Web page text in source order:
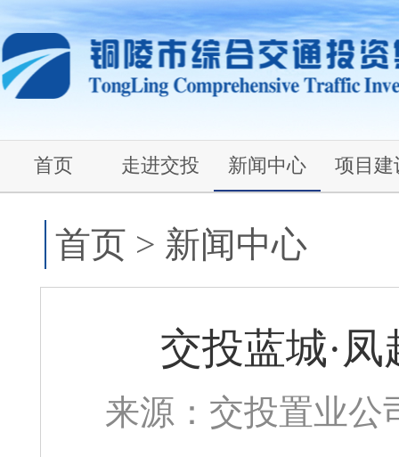
首页 走进交投 新闻中心 项目建
首页 > 新闻中心
交投蓝城·
来源：交投置业